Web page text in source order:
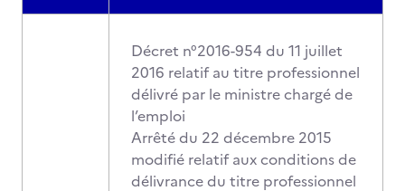
Décret n°2016-954 du 11 juillet
2016 relatif au titre professionnel
délivré par le ministre chargé de
l’emploi
Arrêté du 22 décembre 2015
modifié relatif aux conditions de
délivrance du titre professionnel